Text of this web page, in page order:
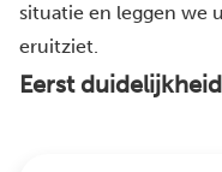
situatie en leggen we
eruitziet.
Eerst